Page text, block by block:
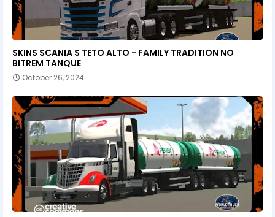
SKINS SCANIA S TETO ALTO - FAMILY TRADITION NO
BITREM TANQUE
October 26, 2024